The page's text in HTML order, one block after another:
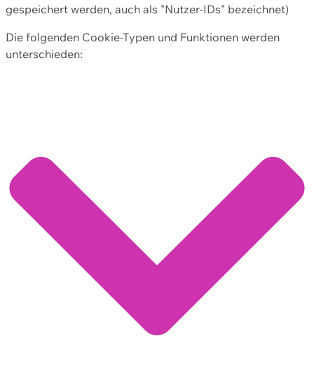
gespeichert werden, auch als "Nutzer-IDs" bezeichnet)
Die folgenden Cookie-Typen und Funktionen werden
unterschieden: